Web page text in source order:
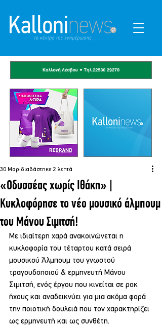
«Οδυσσέας χωρίς Ιθάκη» |
Κυκλοφόρησε το νέο μουσικό άλμπουμ
του Μάνου Σιμιτσή!
30 Μαρ διαβάστηκε 2 λεπτά
Με ιδιαίτερη χαρά ανακοινώνεται η
κυκλοφορία του τέταρτου κατά σειρά
μουσικού Άλμπουμ του γνωστού
τραγουδοποιού & ερμηνευτή Μάνου
Σιμιτσή, ενός έργου που κινείται σε ροκ
ήχους και αναδεικνύει για μια ακόμα φορά
την ποιοτική δουλειά που τον χαρακτηρίζει
ως ερμηνευτή και ως συνθέτη.